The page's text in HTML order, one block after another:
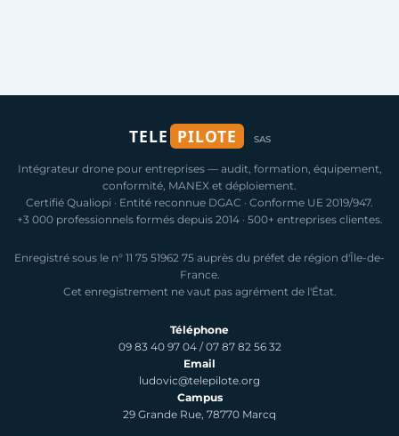
TELE PILOTE SAS
Intégrateur drone pour entreprises — audit, formation, équipement,
conformité, MANEX et déploiement.
Certifié Qualiopi · Entité reconnue DGAC · Conforme UE 2019/947.
+3 000 professionnels formés depuis 2014 · 500+ entreprises clientes.
Enregistré sous le n° 11 75 51962 75 auprès du préfet de région d'Île-de-
France.
Cet enregistrement ne vaut pas agrément de l'État.
Téléphone
09 83 40 97 04 /07 87 82 56 32
Email
ludovic@telepilote.org
Campus
29 Grande Rue, 78770 Marcq